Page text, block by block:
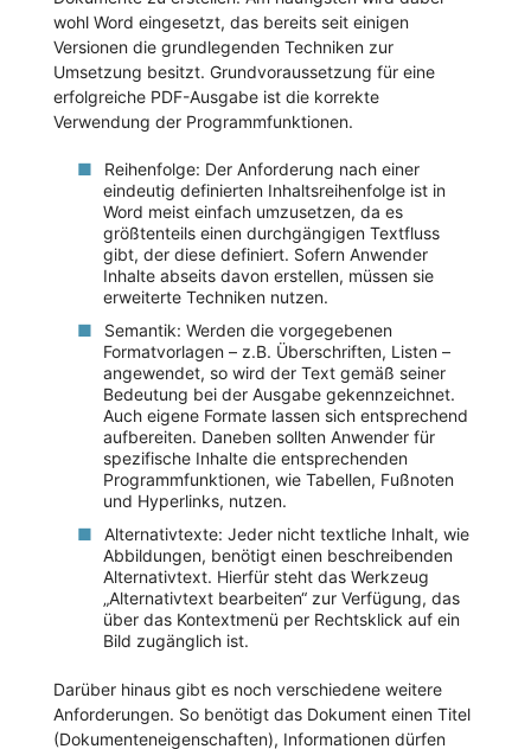
wohl Word eingesetzt, das bereits seit einigen
Versionen die grundlegenden Techniken zur
Umsetzung besitzt. Grundvoraussetzung für eine
erfolgreiche PDF-Ausgabe ist die korrekte
Verwendung der Programmfunktionen.
Reihenfolge: Der Anforderung nach einer
eindeutig definierten Inhaltsreihenfolge ist in
Word meist einfach umzusetzen, da es
größtenteils einen durchgängigen Textfluss
gibt, der diese definiert. Sofern Anwender
Inhalte abseits davon erstellen, müssen sie
erweiterte Techniken nutzen.
Semantik: Werden die vorgegebenen
Formatvorlagen – z.B. Überschriften, Listen –
angewendet, so wird der Text gemäß seiner
Bedeutung bei der Ausgabe gekennzeichnet.
Auch eigene Formate lassen sich entsprechend
aufbereiten. Daneben sollten Anwender für
spezifische Inhalte die entsprechenden
Programmfunktionen, wie Tabellen, Fußnoten
und Hyperlinks, nutzen.
Alternativtexte: Jeder nicht textliche Inhalt, wie
Abbildungen, benötigt einen beschreibenden
Alternativtext. Hierfür steht das Werkzeug
„Alternativtext bearbeiten“ zur Verfügung, das
über das Kontextmenü per Rechtsklick auf ein
Bild zugänglich ist.
Darüber hinaus gibt es noch verschiedene weitere
Anforderungen. So benötigt das Dokument einen Titel
(Dokumenteneigenschaften), Informationen dürfen